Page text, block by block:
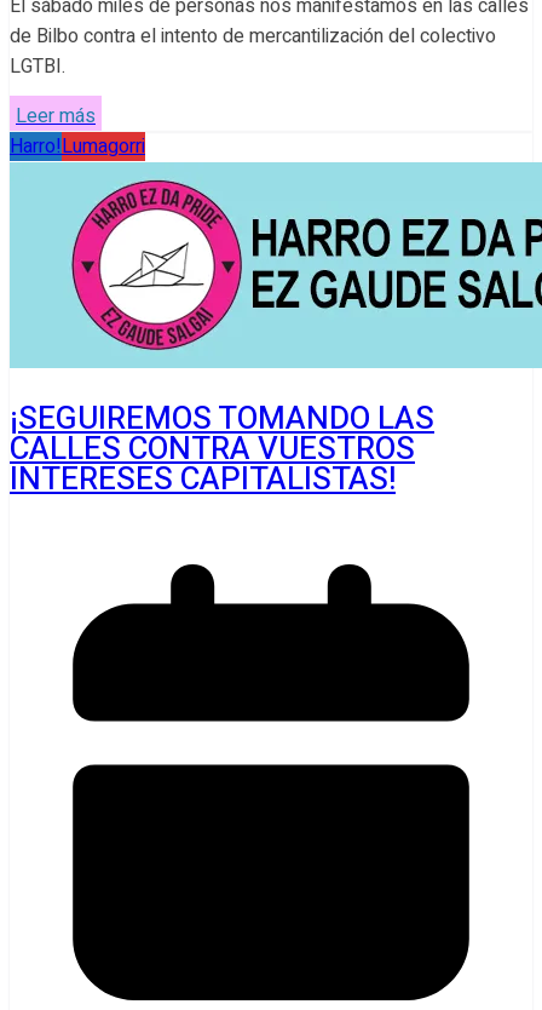
El sábado miles de personas nos manifestamos en las calles
de Bilbo contra el intento de mercantilización del colectivo
LGTBI.
Leer más
Harro!Lumagorri
¡SEGUIREMOS TOMANDO LAS
CALLES CONTRA VUESTROS
INTERESES CAPITALISTAS!